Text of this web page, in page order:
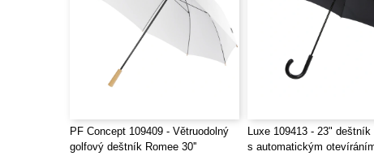
PF Concept 109409 - Větruodolný
golfový deštník Romee 30''
Luxe 109413 - 23" deštník
s automatickým